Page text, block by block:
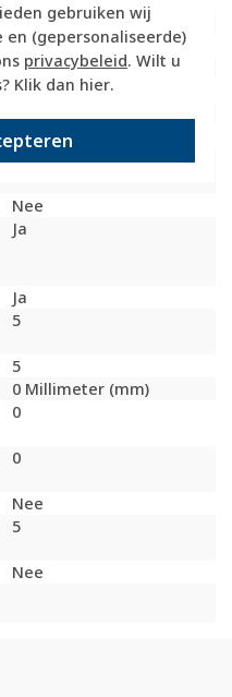
gebruiken wij
en (gepersonaliseerde)
privacybeleid. Wilt u
Klik dan hier.
IK02
IP20
Nee
Nee
Mat
Ja
Ja
Nee
Ja
Ja
5
5
0 Millimeter (mm)
0
0
Nee
5
Nee